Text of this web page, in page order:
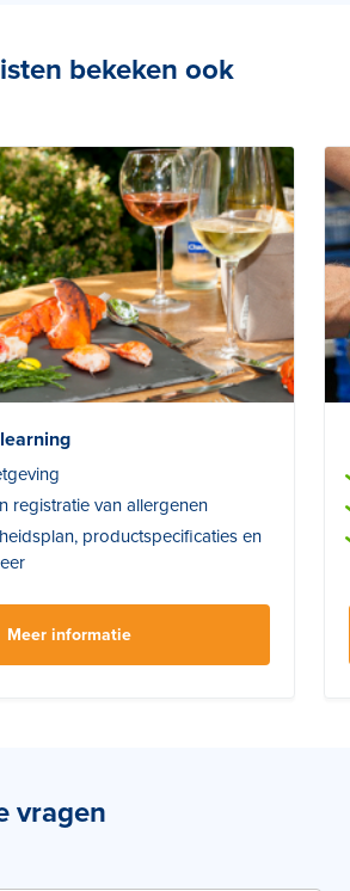
je kiezen voor een combitraining:
in éénbekeken ook
registratie van allergenen
productspecificaties en
Meer informatie
vragen